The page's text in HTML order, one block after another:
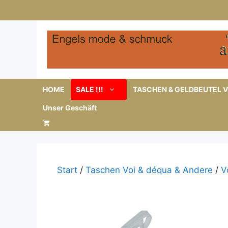
Inhalt
HOME SALE !!! TASCHEN & GELDBEUTEL
Unser Geschäft
Start / Taschen Voi & déqua & Andere /